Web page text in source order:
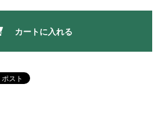
カートに入れる